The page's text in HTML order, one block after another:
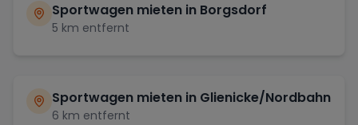
Sportwagen mieten in Borgsdorf
5 km entfernt
Sportwagen mieten in Glienicke/Nordbahn
6 km entfernt